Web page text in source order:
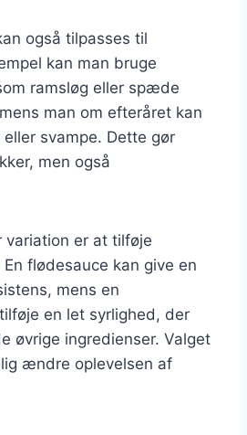
også tilpasses til
kan man bruge
ramsløg eller spæde
man om efteråret kan
svampe. Dette gør
men også
er at tilføje
flødesauce kan give en
mens en
en let syrlighed, der
øvrige ingredienser. Valget
ændre oplevelsen af